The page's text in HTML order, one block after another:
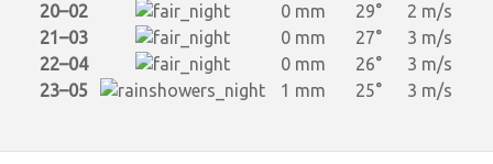
20–02
0 mm 29°
2 m/s
21–03
0 mm 27°
3 m/s
22–04
0 mm 26°
3 m/s
23–05
1 mm 25° 3 m/s